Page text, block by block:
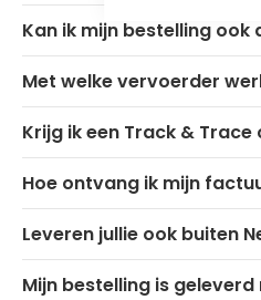
Kan ik mijn bestelling ook
Met welke vervoerder
Krijg ik een Track & Trace
Hoe ontvang ik mijn
Leveren jullie ook buiten
Mijn bestelling is